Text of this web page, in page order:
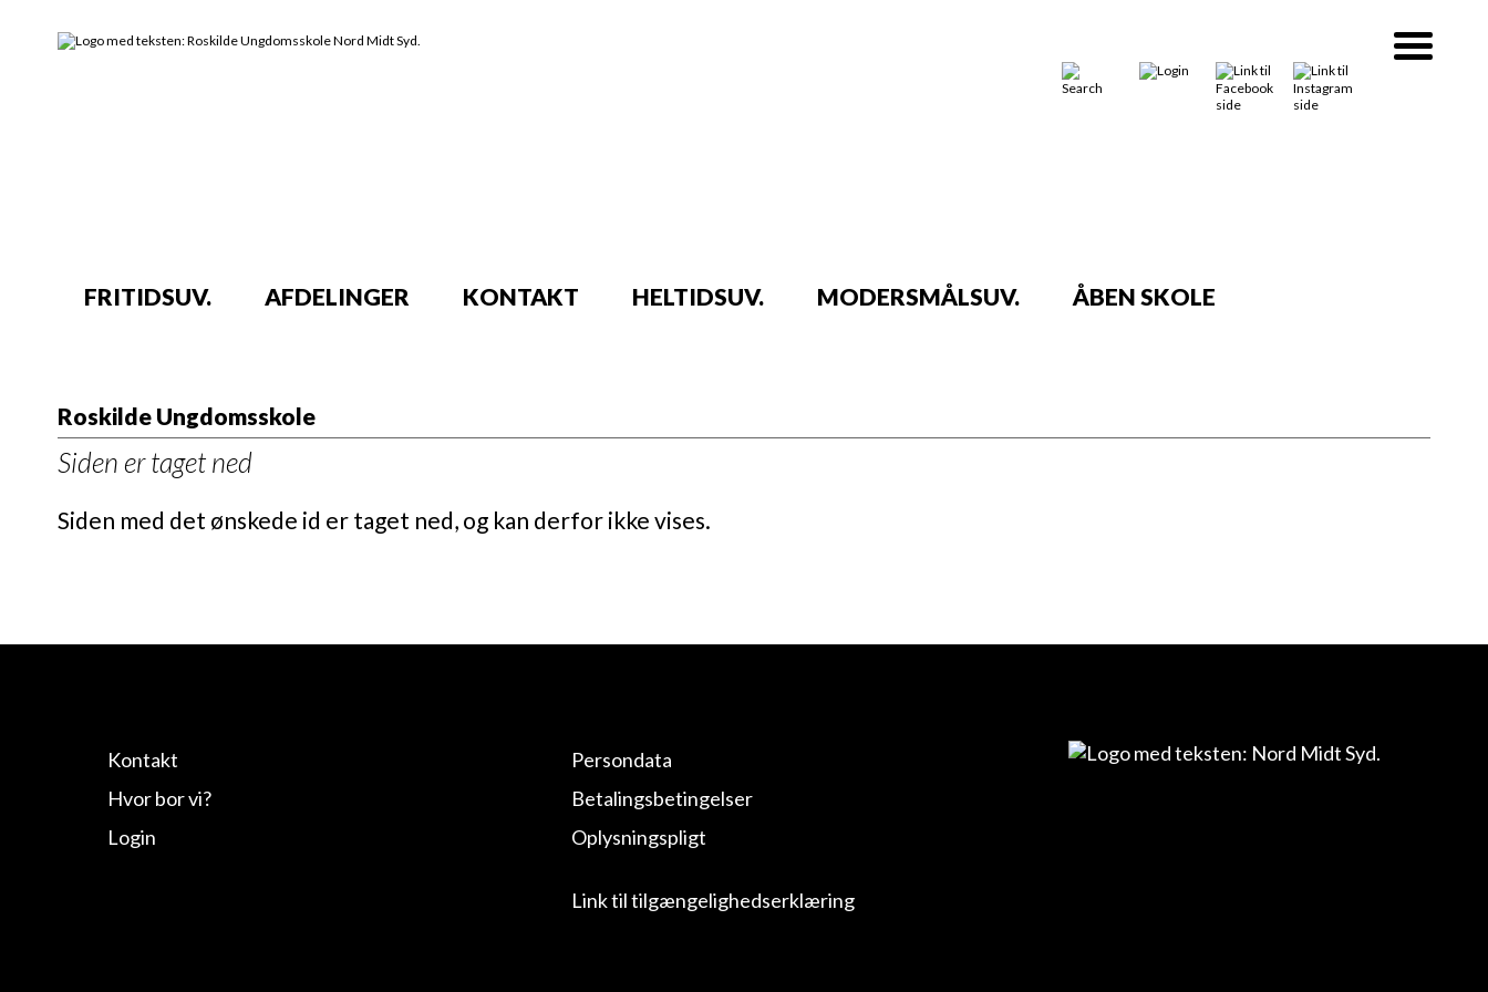
FRITIDSUV. AFDELINGER KONTAKT HELTIDSUV. MODERSMÅLSUV. ÅBEN SKOLE
Roskilde Ungdomsskole
Siden er taget ned
Siden med det ønskede id er taget ned, og kan derfor ikke vises.
Kontakt
Hvor bor vi?
Login
Persondata
Betalingsbetingelser
Oplysningspligt
Link til tilgængelighedserklæring